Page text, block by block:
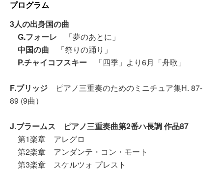
プログラム
3人の出身国の曲
G.フォーレ 「夢のあとに」
中国の曲 「祭りの踊り」
P.チャイコフスキー 「四季」より6月「舟歌」
F.ブリッジ ピアノ三重奏のためのミニチュア集H. 87-
89 (9曲）
J.ブラームス ピアノ三重奏曲第2番ハ長調 作品87
第1楽章 アレグロ
第2楽章 アンダンテ・コン・モート
第3楽章 スケルツォ プレスト